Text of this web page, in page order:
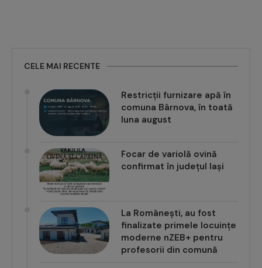
comuna Bârnova, în toată
luna august
confirmat în județul Iași
finalizate primele locuințe
moderne nZEB+ pentru
profesorii din comună